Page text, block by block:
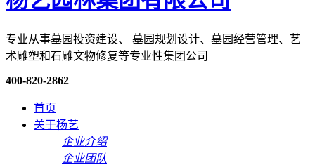
专业从事墓园投资建设、 墓园规划设计、墓园经营管理、艺
术雕塑和石雕文物修复等专业性集团公司
400-820-2862
首页
关于杨艺
企业介绍
企业团队